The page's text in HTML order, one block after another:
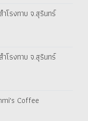
โรงทาบ จ.สุรินทร์
โรงทาบ จ.สุรินทร์
Coffee